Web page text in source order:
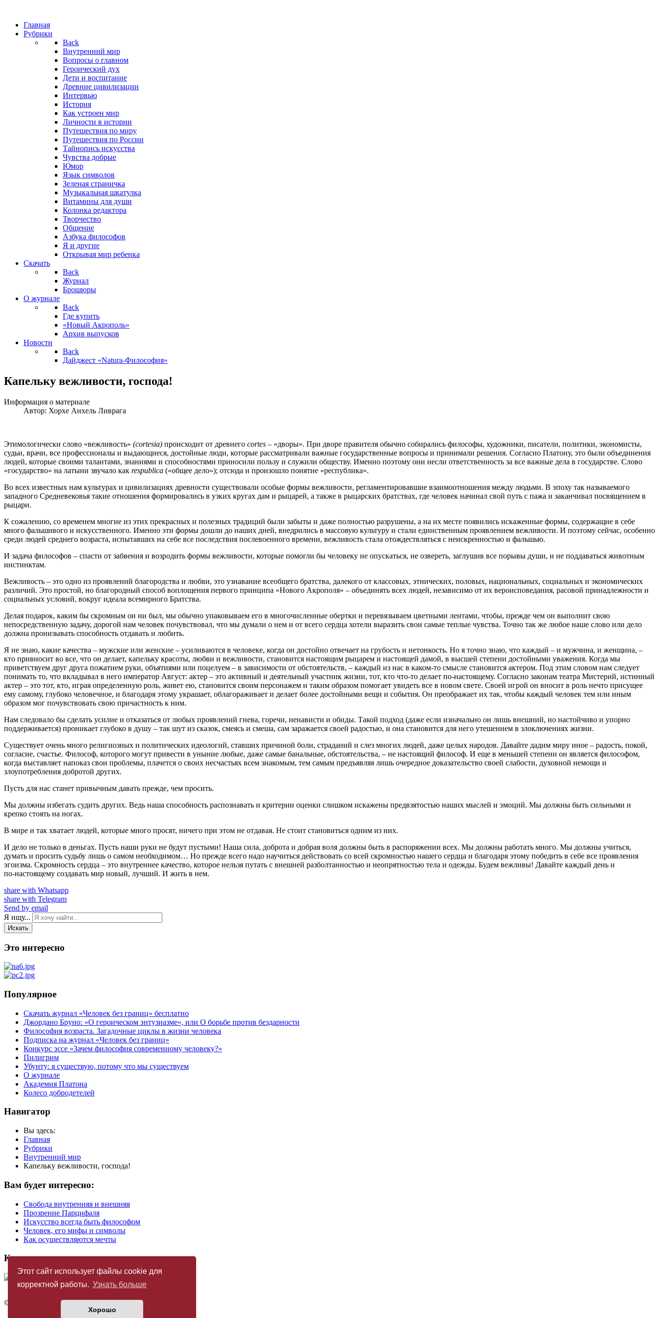
Этот сайт использует файлы cookie для
корректной работы. Узнать больше
Хорошо
Главная
Рубрики
Back
Внутренний мир
Вопросы о главном
Героический дух
Дети и воспитание
Древние цивилизации
Интервью
История
Как устроен мир
Личности в истории
Путешествия по миру
Путешествия по России
Тайнопись искусства
Чувства добрые
Юмор
Язык символов
Зеленая страничка
Музыкальная шкатулка
Витамины для души
Колонка редактора
Творчество
Общение
Азбука философов
Я и другие
Открывая мир ребенка
Скачать
Back
Журнал
Брошюры
О журнале
Back
Где купить
«Новый Акрополь»
Архив выпусков
Новости
Back
Дайджест «Natura-Философия»
Капельку вежливости, господа!
Информация о материале
Автор: Хорхе Анхель Ливрага
Этимологически слово «вежливость» (cortesia) происходит от древнего cortes – «дворы». При дворе правителя обычно собирались философы, художники, писатели, политики, экономисты,
судьи, врачи, все профессионалы и выдающиеся, достойные люди, которые рассматривали важные государственные вопросы и принимали решения. Согласно Платону, это были объединения
людей, которые своими талантами, знаниями и способностями приносили пользу и служили обществу. Именно поэтому они несли ответственность за все важные дела в государстве. Слово
«государство» на латыни звучало как respublica («общее дело»); отсюда и произошло понятие «республика».
Во всех известных нам культурах и цивилизациях древности существовали особые формы вежливости, регламентировавшие взаимоотношения между людьми. В эпоху так называемого
западного Средневековья такие отношения формировались в узких кругах дам и рыцарей, а также в рыцарских братствах, где человек начинал свой путь с пажа и заканчивал посвящением в
рыцари.
К сожалению, со временем многие из этих прекрасных и полезных традиций были забыты и даже полностью разрушены, а на их месте появились искаженные формы, содержащие в себе
много фальшивого и искусственного. Именно эти формы дошли до наших дней, внедрились в массовую культуру и стали единственным проявлением вежливости. И поэтому сейчас, особенно
среди людей среднего возраста, испытавших на себе все последствия послевоенного времени, вежливость стала отождествляться с неискренностью и фальшью.
И задача философов – спасти от забвения и возродить формы вежливости, которые помогли бы человеку не опускаться, не озвереть, заглушив все порывы души, и не поддаваться животным
инстинктам.
Вежливость – это одно из проявлений благородства и любви, это узнавание всеобщего братства, далекого от классовых, этнических, половых, национальных, социальных и экономических
различий. Это простой, но благородный способ воплощения первого принципа «Нового Акрополя» – объединять всех людей, независимо от их вероисповедания, расовой принадлежности и
социальных условий, вокруг идеала всемирного Братства.
Делая подарок, каким бы скромным он ни был, мы обычно упаковываем его в многочисленные обертки и перевязываем цветными лентами, чтобы, прежде чем он выполнит свою
непосредственную задачу, дорогой нам человек почувствовал, что мы думали о нем и от всего сердца хотели выразить свои самые теплые чувства. Точно так же любое наше слово или дело
должна пронизывать способность отдавать и любить.
Я не знаю, какие качества – мужские или женские – усиливаются в человеке, когда он достойно отвечает на грубость и нетонкость. Но я точно знаю, что каждый – и мужчина, и женщина, –
кто привносит во все, что он делает, капельку красоты, любви и вежливости, становится настоящим рыцарем и настоящей дамой, в высшей степени достойными уважения. Когда мы
приветствуем друг друга пожатием руки, объятиями или поцелуем – в зависимости от обстоятельств, – каждый из нас в каком‑то смысле становится актером. Под этим словом нам следует
понимать то, что вкладывал в него император Август: актер – это активный и деятельный участник жизни, тот, кто что‑то делает по‑настоящему. Согласно законам театра Мистерий, истинный
актер – это тот, кто, играя определенную роль, живет ею, становится своим персонажем и таким образом помогает увидеть все в новом свете. Своей игрой он вносит в роль нечто присущее
ему самому, глубоко человечное, и благодаря этому украшает, облагораживает и делает более достойными вещи и события. Он преображает их так, чтобы каждый человек тем или иным
образом мог почувствовать свою причастность к ним.
Нам следовало бы сделать усилие и отказаться от любых проявлений гнева, горечи, ненависти и обиды. Такой подход (даже если изначально он лишь внешний, но настойчиво и упорно
поддерживается) проникает глубоко в душу – так шут из сказок, смеясь и смеша, сам заражается своей радостью, и она становится для него утешением в злоключениях жизни.
Существует очень много религиозных и политических идеологий, ставших причиной боли, страданий и слез многих людей, даже целых народов. Давайте дадим миру иное – радость, покой,
согласие, счастье. Философ, которого могут привести в уныние любые, даже самые банальные, обстоятельства, – не настоящий философ. И еще в меньшей степени он является философом,
когда выставляет напоказ свои проблемы, плачется о своих несчастьях всем знакомым, тем самым предъявляя лишь очередное доказательство своей слабости, духовной немощи и
злоупотребления добротой других.
Пусть для нас станет привычным давать прежде, чем просить.
Мы должны избегать судить других. Ведь наша способность распознавать и критерии оценки слишком искажены предвзятостью наших мыслей и эмоций. Мы должны быть сильными и
крепко стоять на ногах.
В мире и так хватает людей, которые много просят, ничего при этом не отдавая. Не стоит становиться одним из них.
И дело не только в деньгах. Пусть наши руки не будут пустыми! Наша сила, доброта и добрая воля должны быть в распоряжении всех. Мы должны работать много. Мы должны учиться,
думать и просить судьбу лишь о самом необходимом… Но прежде всего надо научиться действовать со всей скромностью нашего сердца и благодаря этому победить в себе все проявления
эгоизма. Скромность сердца – это внутреннее качество, которое нельзя путать с внешней разболтанностью и неопрятностью тела и одежды. Будем вежливы! Давайте каждый день и
по‑настоящему создавать мир новый, лучший. И жить в нем.
share with Whatsapp
share with Telegram
Send by email
Я ищу...
Искать
Это интересно
Популярное
Скачать журнал «Человек без границ» бесплатно
Джордано Бруно: «О героическом энтузиазме», или О борьбе против бездарности
Философия возраста. Загадочные циклы в жизни человека
Подписка на журнал «Человек без границ»
Конкурс эссе «Зачем философия современному человеку?»
Пилигрим
Убунту: я существую, потому что мы существуем
О журнале
Академия Платона
Колесо добродетелей
Навигатор
Вы здесь:
Главная
Рубрики
Внутренний мир
Капельку вежливости, господа!
Вам будет интересно:
Свобода внутренняя и внешняя
Прозрение Парцифаля
Искусство всегда быть философом
Человек, его мифы и символы
Как осуществляются мечты
Купить журнал
© Издательство «Новый Акрополь»2005 — 2026
Политика конфиденциальности